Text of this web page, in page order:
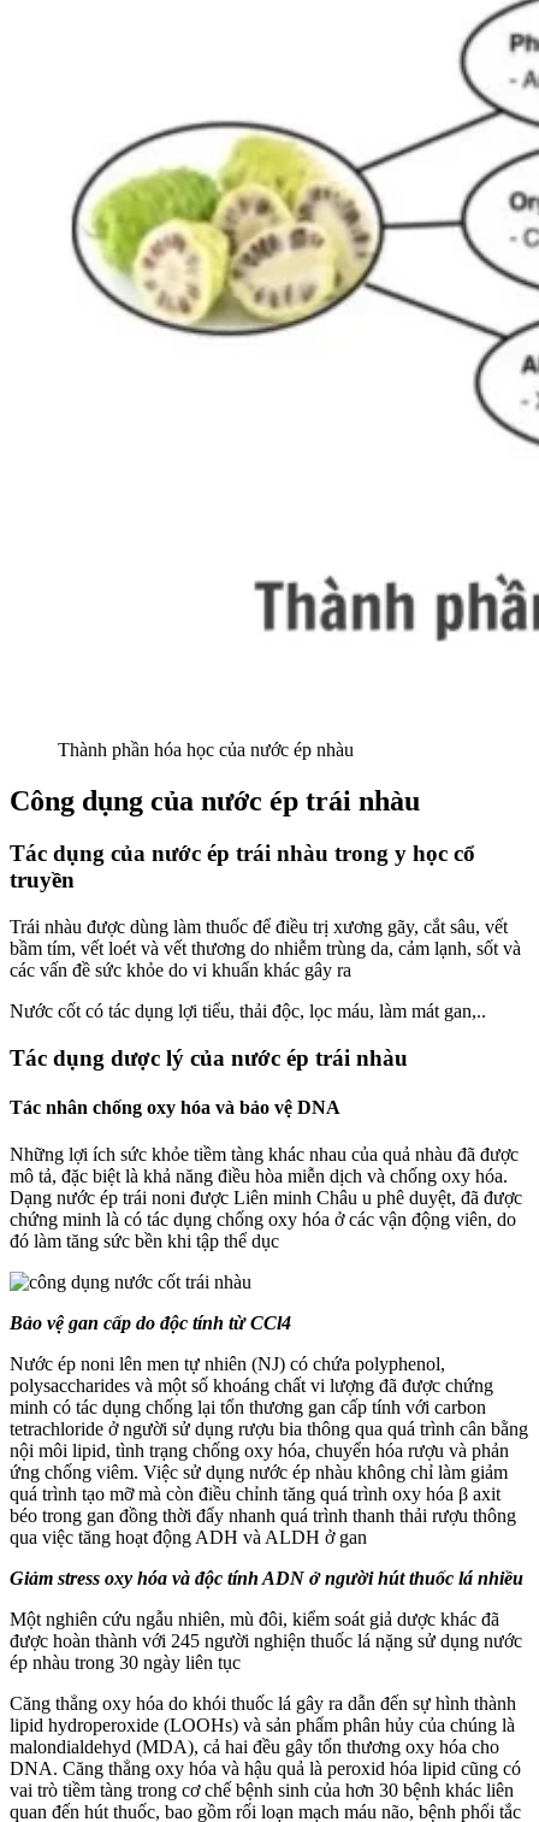
Thành phần hóa học của nước ép nhàu
Công dụng của nước ép trái nhàu
Tác dụng của nước ép trái nhàu trong y học cổ
truyền
Trái nhàu được dùng làm thuốc để điều trị xương gãy, cắt sâu, vết
bầm tím, vết loét và vết thương do nhiễm trùng da, cảm lạnh, sốt và
các vấn đề sức khỏe do vi khuẩn khác gây ra
Nước cốt có tác dụng lợi tiểu, thải độc, lọc máu, làm mát gan,..
Tác dụng dược lý của nước ép trái nhàu
Tác nhân chống oxy hóa và bảo vệ DNA
Những lợi ích sức khỏe tiềm tàng khác nhau của quả nhàu đã được
mô tả, đặc biệt là khả năng điều hòa miễn dịch và chống oxy hóa.
Dạng nước ép trái noni được Liên minh Châu u phê duyệt, đã được
chứng minh là có tác dụng chống oxy hóa ở các vận động viên, do
đó làm tăng sức bền khi tập thể dục
Bảo vệ gan cấp do độc tính từ CCl4
Nước ép noni lên men tự nhiên (NJ) có chứa polyphenol,
polysaccharides và một số khoáng chất vi lượng đã được chứng
minh có tác dụng chống lại tổn thương gan cấp tính với carbon
tetrachloride ở người sử dụng rượu bia thông qua quá trình cân bằng
nội môi lipid, tình trạng chống oxy hóa, chuyển hóa rượu và phản
ứng chống viêm. Việc sử dụng nước ép nhàu không chỉ làm giảm
quá trình tạo mỡ mà còn điều chỉnh tăng quá trình oxy hóa β axit
béo trong gan đồng thời đẩy nhanh quá trình thanh thải rượu thông
qua việc tăng hoạt động ADH và ALDH ở gan
Giảm stress oxy hóa và độc tính ADN ở người hút thuốc lá nhiều
Một nghiên cứu ngẫu nhiên, mù đôi, kiểm soát giả dược khác đã
được hoàn thành với 245 người nghiện thuốc lá nặng sử dụng nước
ép nhàu trong 30 ngày liên tục
Căng thẳng oxy hóa do khói thuốc lá gây ra dẫn đến sự hình thành
lipid hydroperoxide (LOOHs) và sản phẩm phân hủy của chúng là
malondialdehyd (MDA), cả hai đều gây tổn thương oxy hóa cho
DNA. Căng thẳng oxy hóa và hậu quả là peroxid hóa lipid cũng có
vai trò tiềm tàng trong cơ chế bệnh sinh của hơn 30 bệnh khác liên
quan đến hút thuốc, bao gồm rối loạn mạch máu não, bệnh phổi tắc